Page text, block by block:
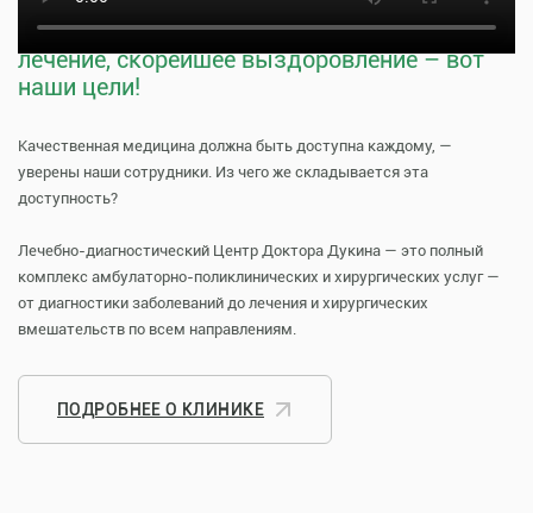
Тщательная профилактика, качественное
лечение, скорейшее выздоровление – вот
наши цели!
Качественная медицина должна быть доступна каждому, —
уверены наши сотрудники. Из чего же складывается эта
доступность?
Лечебно-диагностический Центр Доктора Дукина — это полный
комплекс амбулаторно-поликлинических и хирургических услуг —
от диагностики заболеваний до лечения и хирургических
вмешательств по всем направлениям.
ПОДРОБНЕЕ О КЛИНИКЕ